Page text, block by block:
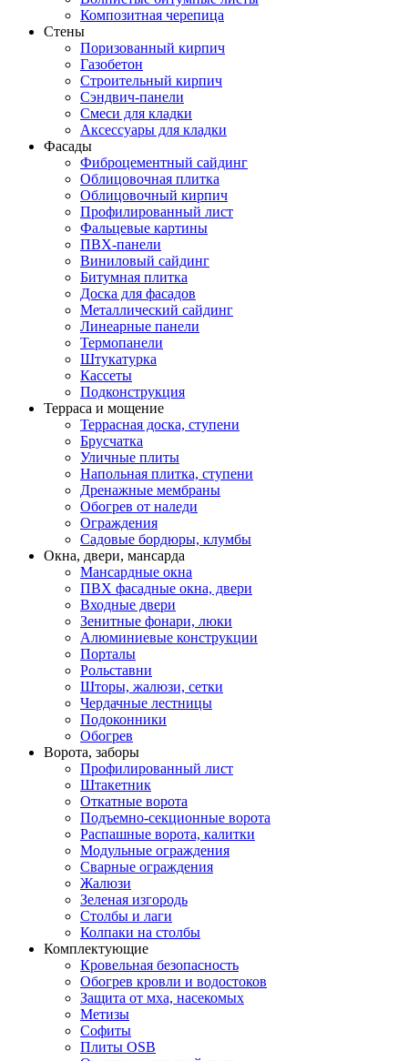
Композитная черепица
Стены
Поризованный кирпич
Газобетон
Строительный кирпич
Сэндвич-панели
Смеси для кладки
Аксессуары для кладки
Фасады
Фиброцементный сайдинг
Облицовочная плитка
Облицовочный кирпич
Профилированный лист
Фальцевые картины
ПВХ-панели
Виниловый сайдинг
Битумная плитка
Доска для фасадов
Металлический сайдинг
Линеарные панели
Термопанели
Штукатурка
Кассеты
Подконструкция
Терраса и мощение
Террасная доска, ступени
Брусчатка
Уличные плиты
Напольная плитка, ступени
Дренажные мембраны
Обогрев от наледи
Ограждения
Садовые бордюры, клумбы
Окна, двери, мансарда
Мансардные окна
ПВХ фасадные окна, двери
Входные двери
Зенитные фонари, люки
Алюминиевые конструкции
Порталы
Рольставни
Шторы, жалюзи, сетки
Чердачные лестницы
Подоконники
Обогрев
Ворота, заборы
Профилированный лист
Штакетник
Откатные ворота
Подъемно-секционные ворота
Распашные ворота, калитки
Модульные ограждения
Сварные ограждения
Жалюзи
Зеленая изгородь
Столбы и лаги
Колпаки на столбы
Комплектующие
Кровельная безопасность
Обогрев кровли и водостоков
Защита от мха, насекомых
Метизы
Софиты
Плиты OSB